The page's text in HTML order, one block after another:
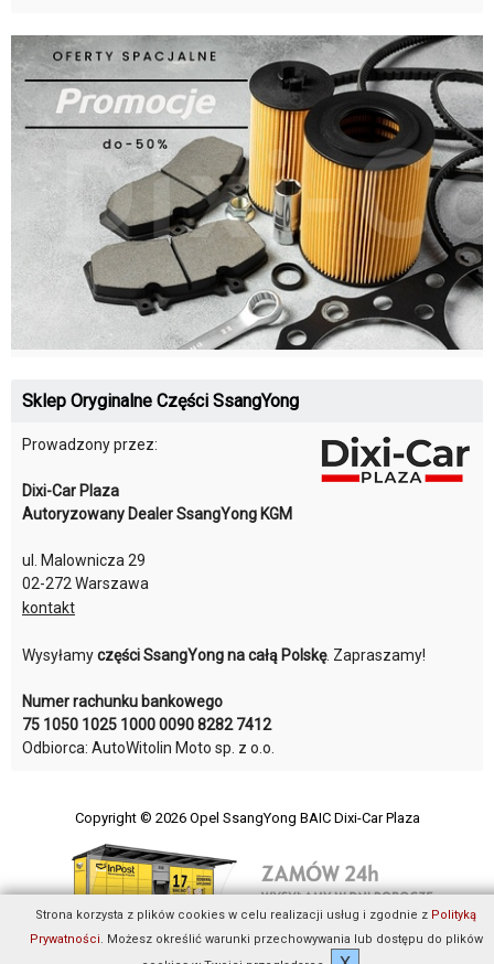
Sklep Oryginalne Części SsangYong
Prowadzony przez:
Dixi-Car Plaza
Autoryzowany Dealer SsangYong KGM
ul. Malownicza 29
02-272 Warszawa
kontakt
Wysyłamyczęści SsangYong na całą Polskę. Zapraszamy!
Numer rachunku bankowego
75 1050 1025 1000 0090 8282 7412
Odbiorca: AutoWitolin Moto sp. z o.o.
Copyright © 2026 Opel SsangYong BAIC Dixi-Car Plaza
Strona korzysta z plików cookies w celu realizacji usług i zgodnie z Polityką
Prywatności. Możesz określić warunki przechowywania lub dostępu do plików